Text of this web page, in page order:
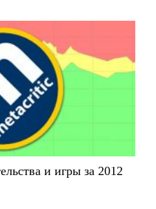
и игры за 2012